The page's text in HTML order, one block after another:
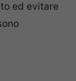
ed evitare